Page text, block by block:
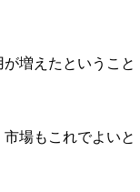
増えたということ
場もこれでよいと